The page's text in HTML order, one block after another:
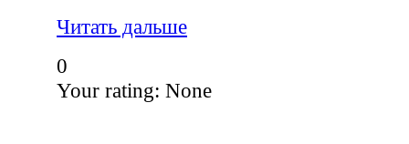
Читать дальше
0
Your rating: None